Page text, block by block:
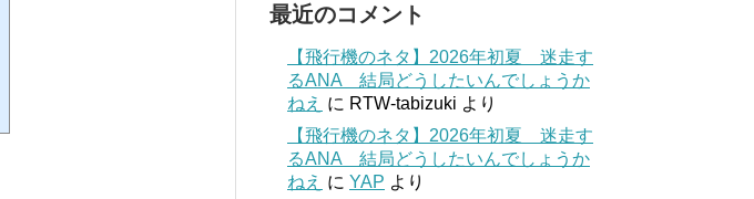
最近のコメント
【飛行機のネタ】2026年初夏 迷走す
るANA 結局どうしたいんでしょうか
ねえ に RTW-tabizuki より
【飛行機のネタ】2026年初夏 迷走す
るANA 結局どうしたいんでしょうか
ねえ に YAP より